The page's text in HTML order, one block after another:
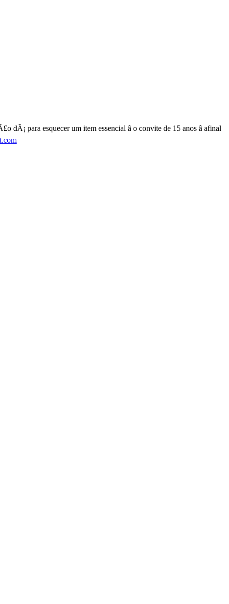
para esquecer um item essencial â o convite de 15 anos â afinal